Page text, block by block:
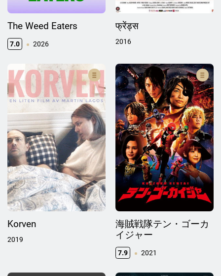
The Weed Eaters
7.0 2026
फ्रेंड्स
2016
Korven
2019
海賊戦隊テン・ゴーカ
イジャー
7.9 2021